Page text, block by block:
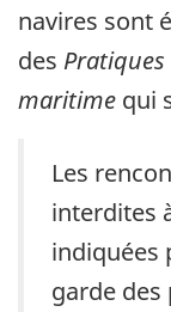
navires sont
des
maritime qui
Les
interdites
indiquées
garde